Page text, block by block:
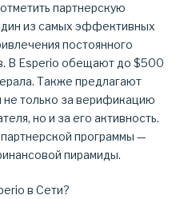
партнерскую
из самых эффективных
постоянного
В Esperio обещают до $500
Также предлагают
не только за верификацию
но и за его активность.
партнерской программы —
пирамиды.
в Сети?